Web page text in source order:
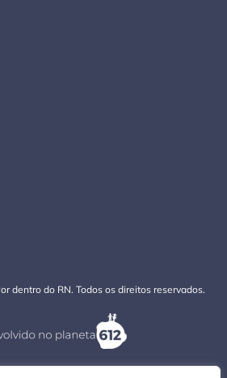
dentro do RN. Todos os direitos reservados.